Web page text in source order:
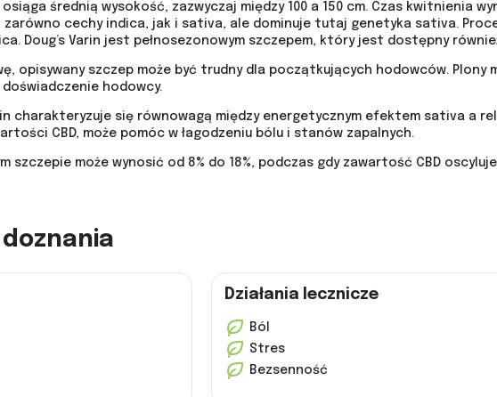
osiąga średnią wysokość, zazwyczaj między 100 a 150 cm. Czas kwitnienia
zarówno cechy indica, jak i sativa, ale dominuje tutaj genetyka sativa.
Doug’s Varin jest pełnosezonowym szczepem, który jest dostępny
opisywany szczep może być trudny dla początkujących hodowców. Plony
doświadczenie hodowcy.
charakteryzuje się równowagą między energetycznym efektem sativa a
CBD, może pomóc w łagodzeniu bólu i stanów zapalnych.
szczepie może wynosić od 8% do 18%, podczas gdy zawartość CBD
Działania lecznicze
Ból
Stres
Bezsenność